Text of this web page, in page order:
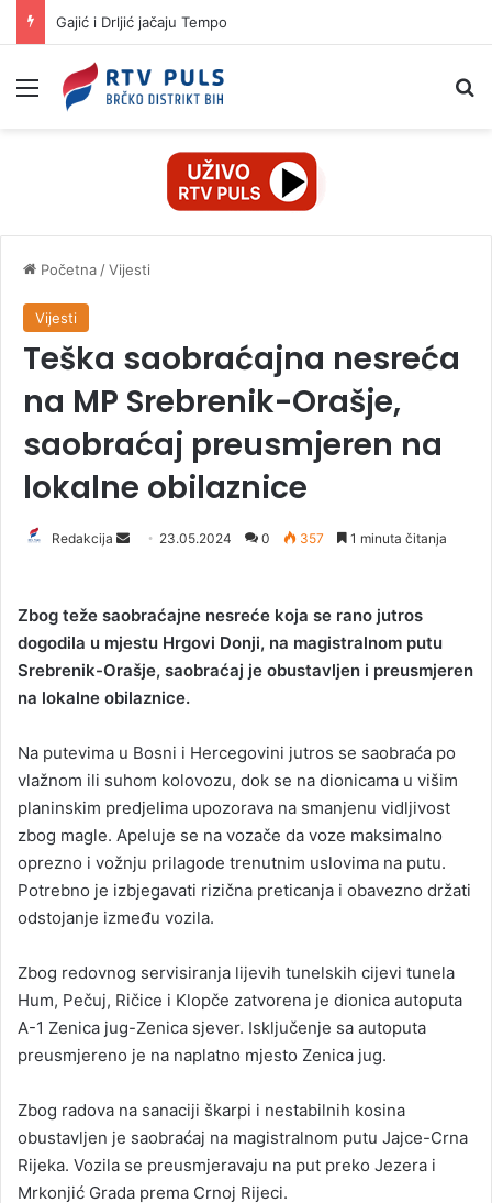
Izbornik
Početna /Vijesti
Vijesti
Teška saobraćajna nesreća
na MP Srebrenik-Orašje,
saobraćaj preusmjeren na
lokalne obilaznice
Redakcija
d
a
n
e
a
i
23.05.2024 0 357 1 minuta čitanja
Zbog teže saobraćajne nesreće koja se rano jutros
dogodila u mjestu Hrgovi Donji, na magistralnom putu
Srebrenik-Orašje, saobraćaj je obustavljen i preusmjeren
na lokalne obilaznice.
Na putevima u Bosni i Hercegovini jutros se saobraća po
vlažnom ili suhom kolovozu, dok se na dionicama u višim
planinskim predjelima upozorava na smanjenu vidljivost
zbog magle. Apeluje se na vozače da voze maksimalno
oprezno i vožnju prilagode trenutnim uslovima na putu.
Potrebno je izbjegavati rizična preticanja i obavezno držati
odstojanje između vozila.
Zbog redovnog servisiranja lijevih tunelskih cijevi tunela
Hum, Pečuj, Ričice i Klopče zatvorena je dionica autoputa
A-1 Zenica jug-Zenica sjever. Isključenje sa autoputa
preusmjereno je na naplatno mjesto Zenica jug.
Zbog radova na sanaciji škarpi i nestabilnih kosina
obustavljen je saobraćaj na magistralnom putu Jajce-Crna
Rijeka. Vozila se preusmjeravaju na put preko Jezera i
Mrkonjić Grada prema Crnoj Rijeci.